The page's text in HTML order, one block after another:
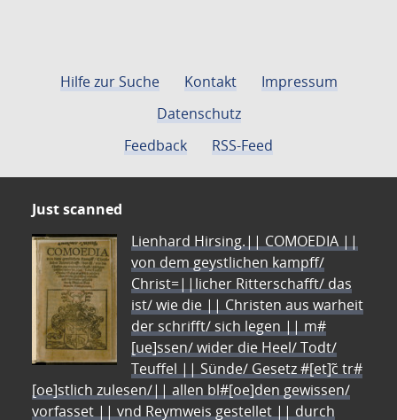
Hilfe zur Suche Kontakt
Impressum
Datenschutz
Feedback
RSS-Feed
Just scanned
Lienhard Hirsing.|| COMOEDIA ||
von dem geystlichen kampff/
Christ=||licher Ritterschafft/ das
ist/ wie die || Christen aus warheit
der schrifft/ sich legen || m#
[ue]ssen/ wider die Heel/ Todt/
Teuffel || Sünde/ Gesetz #[et]c̃ tr#
[oe]stlich zulesen/|| allen bl#[oe]den gewissen/
vorfasset || vnd Reymweis gestellet || durch